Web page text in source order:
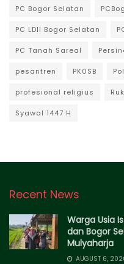
PC Bogor Selatan
PC LDII Bogor Selatan
PC Tanah Sareal
pesantren PK0SB
profesional religius
Syawal 1447 H
Recent News
Warga Usia
dan Bogor
Mulyaharja
AUGUST 6,